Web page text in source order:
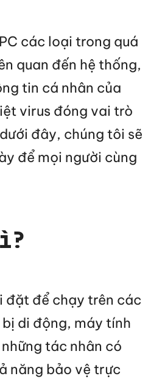
các loại trong quá
quan đến hệ thống,
tin cá nhân của
virus đóng vai trò
đây, chúng tôi sẽ
để mọi người cùng
đặt để chạy trên các
di động, máy tính
tác nhân có
năng bảo vệ trực